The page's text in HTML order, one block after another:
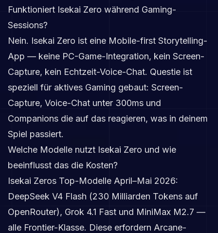
Funktioniert Isekai Zero während Gaming-
Sessions?
Nein. Isekai Zero ist eine Mobile-first Storytelling-
App — keine PC-Game-Integration, kein Screen-
Capture, kein Echtzeit-Voice-Chat. Questie ist
speziell für aktives Gaming gebaut: Screen-
Capture, Voice-Chat unter 300ms und
Companions die auf das reagieren, was in deinem
Spiel passiert.
Welche Modelle nutzt Isekai Zero und wie
beeinflusst das die Kosten?
Isekai Zeros Top-Modelle April–Mai 2026:
DeepSeek V4 Flash (230 Milliarden Tokens auf
OpenRouter), Grok 4.1 Fast und MiniMax M2.7 —
alle Frontier-Klasse. Diese erfordern Arcane-